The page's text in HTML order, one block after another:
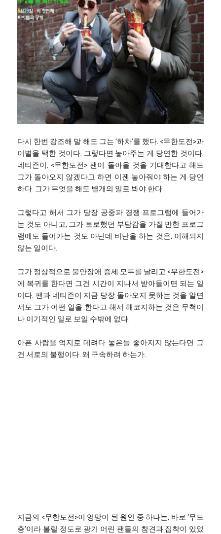
다시 한번 강조해 말 해도 그는 ‘하차’를 했다. <무한도전>과
이별을 택한 것이다. 그렇다면 놓아주는 게 당연한 것이다.
네티즌이. <무한도전> 팬이 돌아올 것을 기대한다고 해도
그가 돌아오지 않겠다고 하면 이젠 놓아줘야 하는 게 당연
하다. 그가 무엇을 해도 별개의 일로 봐야 한다.
그렇다고 해서 그가 당장 공중파 경쟁 프로그램에 들어가
는 것도 아니고, 그가 토로했던 부담감을 가질 만한 프로그
램에도 들어가는 것도 아닌데 비난을 하는 것은, 이해되지
않는 일이다.
그가 정상적으로 불안장애 증세 모두를 날리고 <무한도전>
에 복귀를 한다면 그건 시간이 지나서 받아들이면 되는 일
이다. 팬과 네티즌이 지금 당장 돌아오지 못하는 것을 알면
서도 그가 어떤 일을 한다고 해서 해코지하는 것은 무척이
나 이기적인 일로 보일 수밖에 없다.
아픈 사람을 억지로 데려다 놓은들 좋아지지 않는다면 그
건 서로의 불행이다. 왜 구속하려 하는가.
지금의 <무한도전>이 엉망이 된 원인 중 하나는, 바로 ‘무도
충’이라 불릴 정도로 광기 어린 팬들의 참견과 집착이 있었